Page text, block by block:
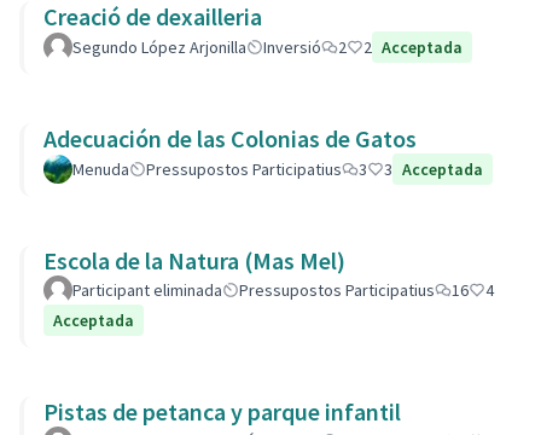
Creació de dexailleria
Segundo López Arjonilla Inversió 2 2 Acceptada
Adecuación de las Colonias de Gatos
Menuda Pressupostos Participatius 3 3 Acceptada
Escola de la Natura (Mas Mel)
Participant eliminada Pressupostos Participatius 16
4
Acceptada
Pistas de petanca y parque infantil